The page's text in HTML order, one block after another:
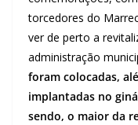
torcedores do
ver de perto a
administração
foram colocadas,
implantadas no
sendo, o maior da